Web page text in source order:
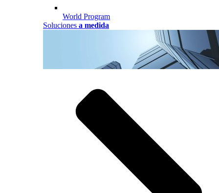
World Program
Soluciones a medida